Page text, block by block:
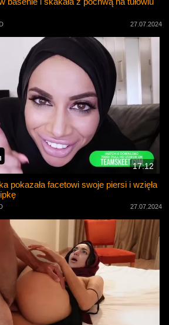
27.07.2024
17:12
pokazała facetowi swoje piersi i wzięła
27.07.2024